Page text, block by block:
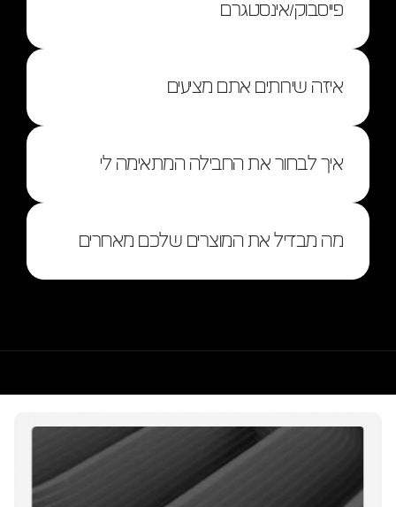
פייסבוק/אינסטגרם
איזה שירותים אתם מציעים
איך לבחור את החבילה המתאימה לי
מה מבדיל את המוצרים שלכם מאחרים